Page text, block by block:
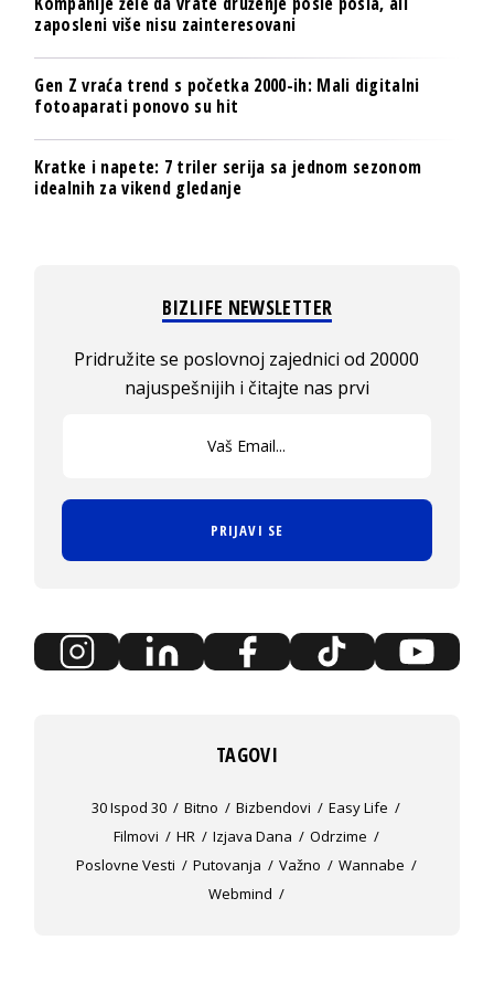
zaposleni više nisu zainteresovani
Gen Z vraća trend s početka 2000-ih: Mali digitalni
fotoaparati ponovo su hit
Kratke i napete: 7 triler serija sa jednom sezonom
idealnih za vikend gledanje
BIZLIFE NEWSLETTER
Pridružite se poslovnoj zajednici od 20000
najuspešnijih i čitajte nas prvi
PRIJAVI SE
TAGOVI
30 Ispod 30 Bitno Bizbendovi
Easy Life
Filmovi
HR Izjava Dana
Odrzime
Poslovne Vesti
Putovanja Važno
Wannabe
Webmind